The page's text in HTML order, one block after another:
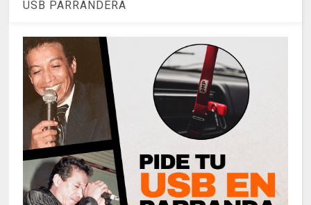
USB PARRANDERA